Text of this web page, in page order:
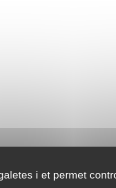
i et permet